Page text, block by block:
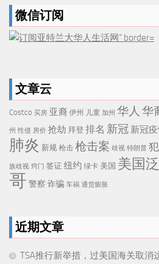
微信订阅
文章云
Costco 买房 亚裔 伊州 儿童 加州 华人 华
州 性侵 房价 抢劫 拜登 排名 新冠 新冠
肺炎 新规 枪击 枪击案 歧视 特朗普
族歧视 窍门 签证 纽约 绿卡 美国 美国
哥 警察 诈骗 车祸 通货膨胀
近期文章
TSA推行新举措，过美国海关取消